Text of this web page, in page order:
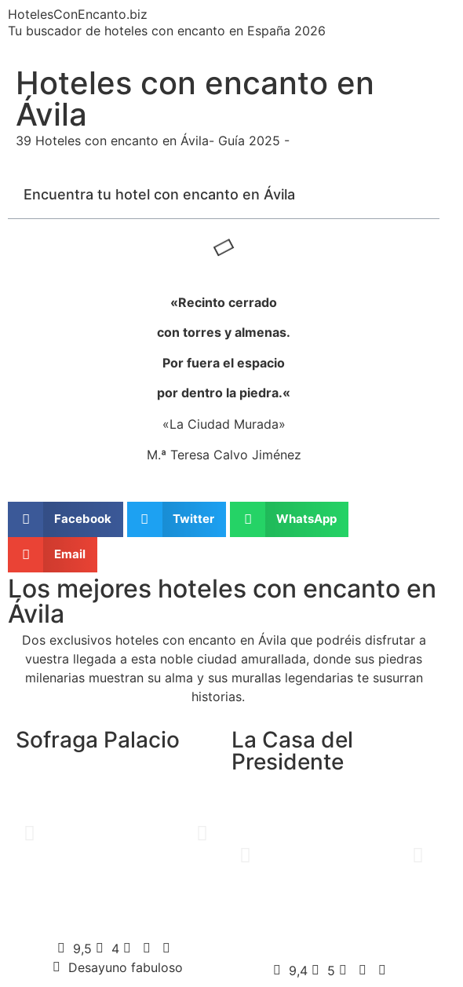
HotelesConEncanto.biz
Tu buscador de hoteles con encanto en España 2026
Hoteles con encanto en
Ávila
39 Hoteles con encanto en Ávila- Guía 2025 -
Encuentra tu hotel con encanto en Ávila
«Recinto cerrado
con torres y almenas.
Por fuera el espacio
por dentro la piedra.«
«La Ciudad Murada»
M.ª Teresa Calvo Jiménez
Facebook Twitter WhatsApp
Email
Los mejores hoteles con encanto en
Ávila
Dos exclusivos hoteles con encanto en Ávila que podréis disfrutar a
vuestra llegada a esta noble ciudad amurallada, donde sus piedras
milenarias muestran su alma y sus murallas legendarias te susurran
historias.
Sofraga Palacio
9,5
4
Desayuno fabuloso
La Casa del
Presidente
9,4
5